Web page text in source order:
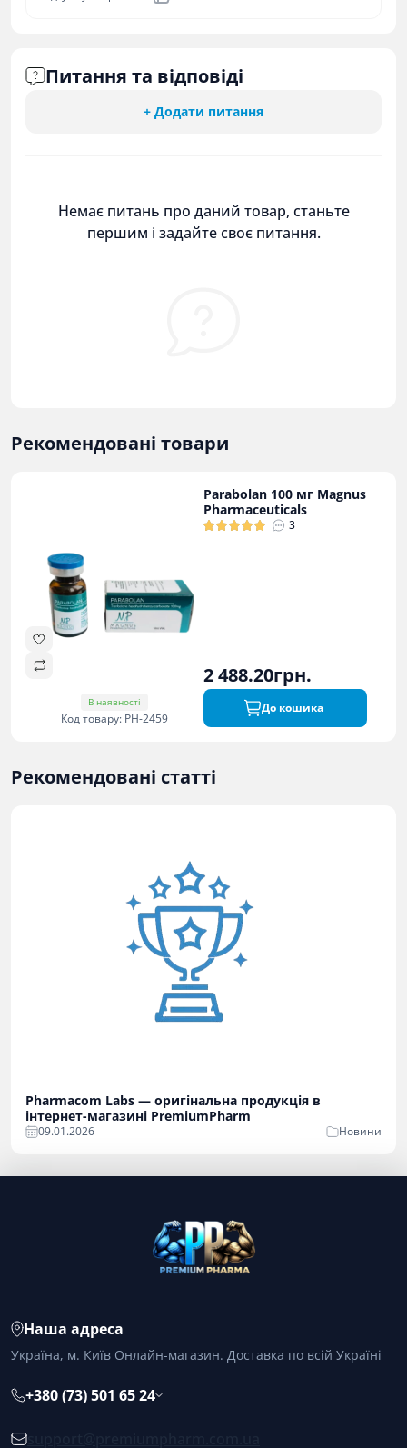
Питання та відповіді
+ Додати питання
Немає питань про даний товар, станьте
першим і задайте своє питання.
Рекомендовані товари
В наявності
Код товару: PH-2459
Parabolan 100 мг Magnus
Pharmaceuticals
3
2 488.20грн.
До кошика
Рекомендовані статті
Pharmacom Labs — оригінальна продукція в
інтернет-магазині PremiumPharm
09.01.2026 Новини
Наша адреса
Україна, м. Київ Онлайн-магазин. Доставка по всій Україні
+380 (73) 501 65 24